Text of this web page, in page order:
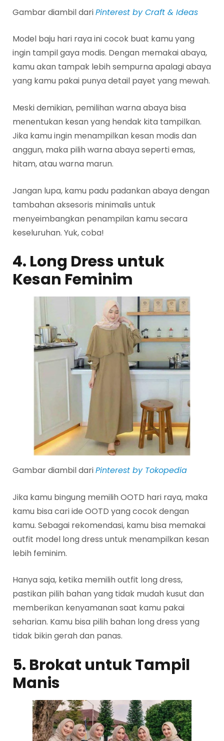
Gambar diambil dariPinterest by Craft & Ideas
Model baju hari raya ini cocok buat kamu yang
ingin tampil gaya modis. Dengan memakai abaya,
kamu akan tampak lebih sempurna apalagi abaya
yang kamu pakai punya detail payet yang mewah.
Meski demikian, pemilihan warna abaya bisa
menentukan kesan yang hendak kita tampilkan.
Jika kamu ingin menampilkan kesan modis dan
anggun, maka pilih warna abaya seperti emas,
hitam, atau warna marun.
Jangan lupa, kamu padu padankan abaya dengan
tambahan aksesoris minimalis untuk
menyeimbangkan penampilan kamu secara
keseluruhan. Yuk, coba!
4. Long Dress untuk
Kesan Feminim
Gambar diambil dariPinterest by Tokopedia
Jika kamu bingung memilih OOTD hari raya, maka
kamu bisa cari ide OOTD yang cocok dengan
kamu. Sebagai rekomendasi, kamu bisa memakai
outfit model long dress untuk menampilkan kesan
lebih feminim.
Hanya saja, ketika memilih outfit long dress,
pastikan pilih bahan yang tidak mudah kusut dan
memberikan kenyamanan saat kamu pakai
seharian. Kamu bisa pilih bahan long dress yang
tidak bikin gerah dan panas.
5. Brokat untuk Tampil
Manis